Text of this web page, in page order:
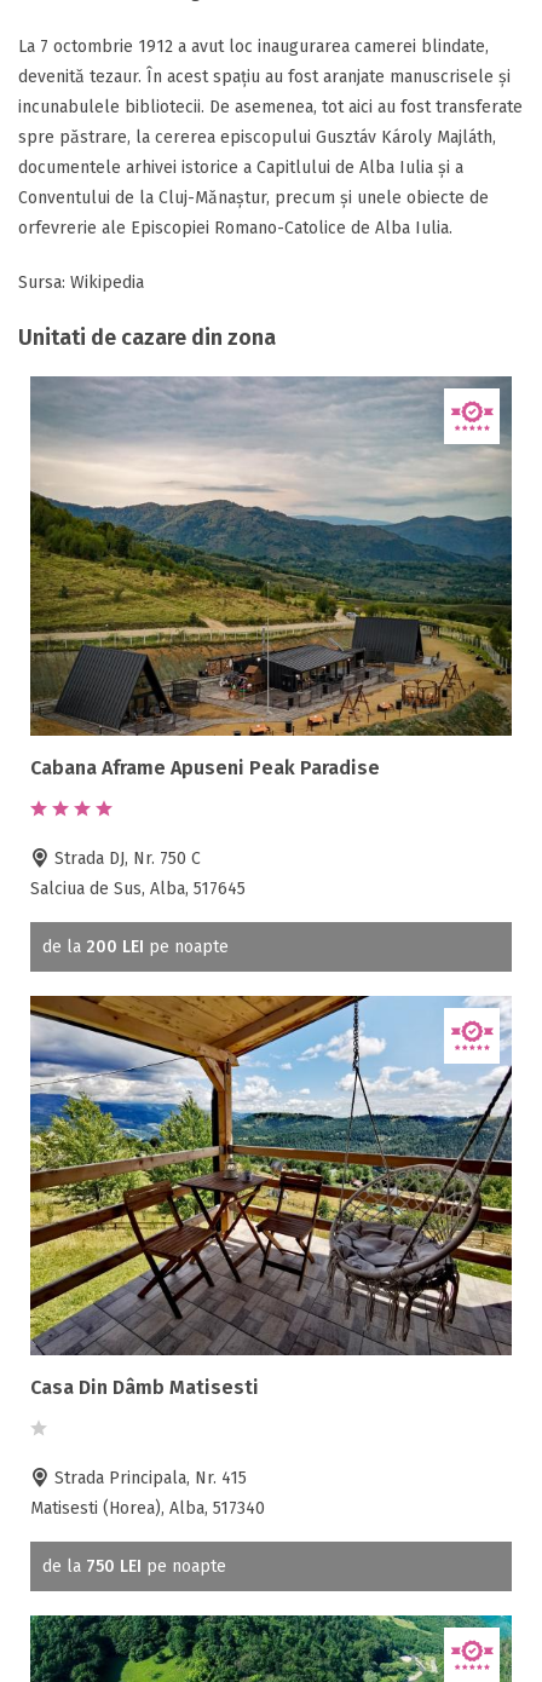
La 7 octombrie 1912 a avut loc inaugurarea camerei blindate,
devenită tezaur. În acest spațiu au fost aranjate manuscrisele și
incunabulele bibliotecii. De asemenea, tot aici au fost transferate
spre păstrare, la cererea episcopului Gusztáv Károly Majláth,
documentele arhivei istorice a Capitlului de Alba Iulia și a
Conventului de la Cluj-Mănaștur, precum și unele obiecte de
orfevrerie ale Episcopiei Romano-Catolice de Alba Iulia.
Sursa: Wikipedia
Unitati de cazare din zona
Cabana Aframe Apuseni Peak Paradise
Strada DJ, Nr. 750 C
Salciua de Sus, Alba, 517645
de la 200 LEI pe noapte
Casa Din Dâmb Matisesti
Strada Principala, Nr. 415
Matisesti (Horea), Alba, 517340
de la 750 LEI pe noapte